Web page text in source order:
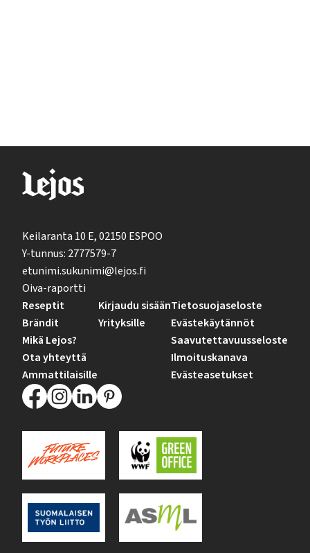
Keilaranta 10 E, 02150 ESPOO
Y-tunnus: 2777579-7
etunimi.sukunimi@lejos.fi
Oiva-raportti
Reseptit
Brändit
Mikä Lejos?
Ota yhteyttä
Ammattilaisille
Kirjaudu sisään
Yrityksille
Tietosuojaseloste
Evästekäytännöt
Saavutettavuusseloste
Ilmoituskanava
Evästeasetukset